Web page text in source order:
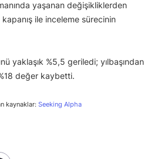
yaşanan değişikliklerden
kapanış ile inceleme sürecinin
yaklaşık %5,5 geriledi; yılbaşından
değer kaybetti.
kaynaklar: Seeking Alpha